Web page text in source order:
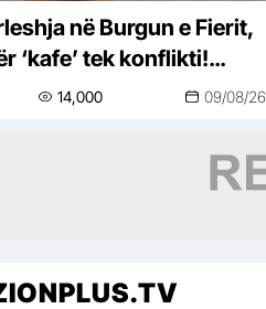
në Burgun e Fierit,
‘kafe’ tek konflikti!
dy nga të dënuarit, pritet
14,000 09/08/26